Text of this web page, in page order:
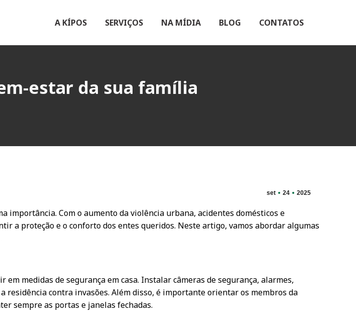
A KÍPOS SERVIÇOS NA MÍDIA BLOG CONTATOS
estar da sua família
set 24 2025
importância. Com o aumento da violência urbana, acidentes domésticos e
a proteção e o conforto dos entes queridos. Neste artigo, vamos abordar algumas
medidas de segurança em casa. Instalar câmeras de segurança, alarmes,
residência contra invasões. Além disso, é importante orientar os membros da
sempre as portas e janelas fechadas.